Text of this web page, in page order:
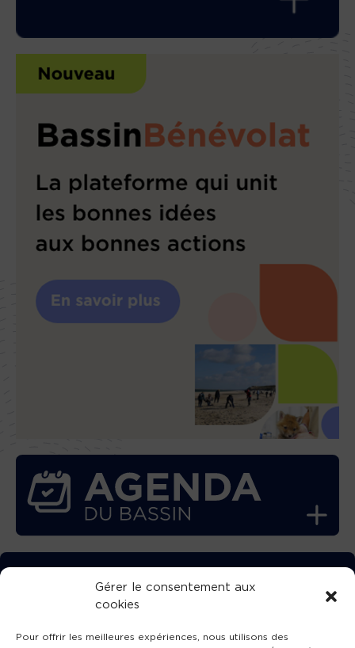
Gérer le consentement aux
cookies
Pour offrir les meilleures expériences, nous utilisons des
TÉLÉCHARGEZ GRATUITEMENT
L’APPLICATION TVBA !